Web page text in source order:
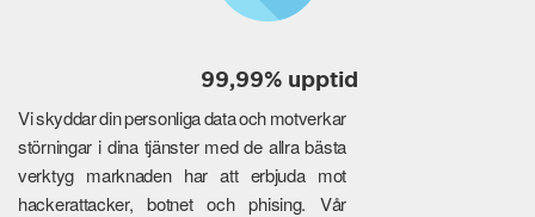
99,99% upptid
Vi skyddar din personliga data och motverkar
störningar i dina tjänster med de allra bästa
verktyg marknaden har att erbjuda mot
hackerattacker, botnet och phising. Vår